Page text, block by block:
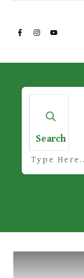
Search